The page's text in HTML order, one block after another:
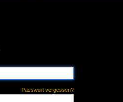
Passwort vergessen?